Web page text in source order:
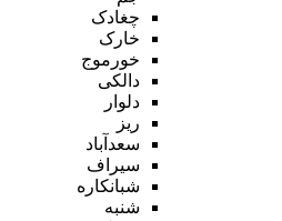
چغادک
خارک
خورموج
دالکی
دلوار
ریز
سعدآباد
سیراف
شبانکاره
شنبه